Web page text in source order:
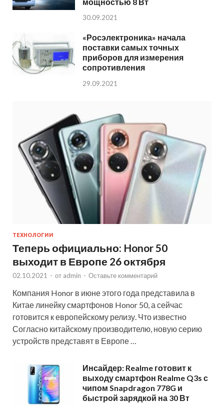
30.09.2021
«Росэлектроника» начала
поставки самых точных
приборов для измерения
сопротивления
29.09.2021
ТЕХНОЛОГИИ
Теперь официально: Honor 50
выходит в Европе 26 октября
02.10.2021 - от admin - Оставьте комментарий
Компания Honor в июне этого года представила в
Китае линейку смартфонов Honor 50, а сейчас
готовится к европейскому релизу. Что известно
Согласно китайскому производителю, новую серию
устройств представят в Европе …
Инсайдер: Realme готовит к
выходу смартфон Realme Q3s с
чипом Snapdragon 778G и
быстрой зарядкой на 30 Вт